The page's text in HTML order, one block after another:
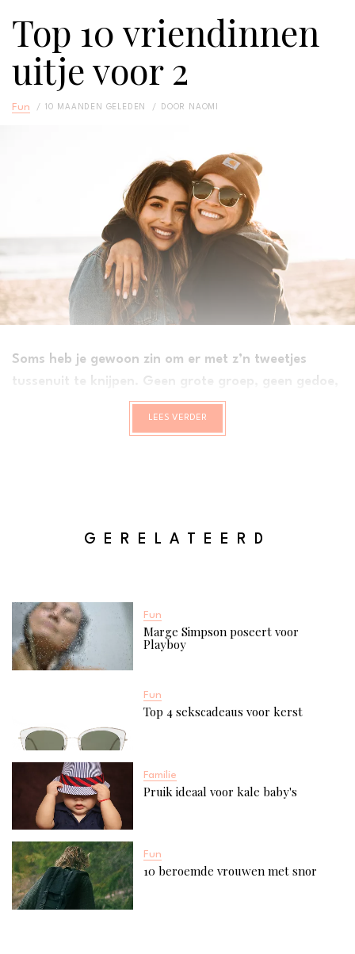
Top 10 vriendinnen
uitje voor 2​
Fun 10 MAANDEN GELEDEN DOOR NAOMI
Soms heb je gewoon zin om er met z’n tweetjes
tussenuit te knijpen. Geen grote groep, geen gedoe,
maar gewoon jij en je bestie. Of je nu samen wilt
LEES VERDER
GERELATEERD
Fun
Marge Simpson poseert voor
Playboy
Fun
Top 4 sekscadeaus voor kerst
Familie
Pruik ideaal voor kale baby's
Fun
10 beroemde vrouwen met snor